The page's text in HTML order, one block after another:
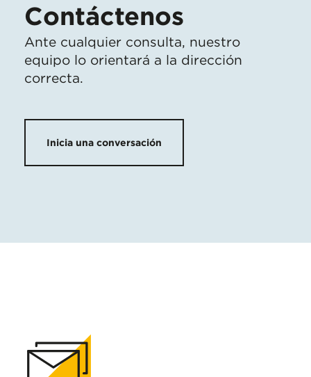
Contáctenos
Ante cualquier consulta, nuestro
equipo lo orientará a la dirección
correcta.
Inicia una conversación